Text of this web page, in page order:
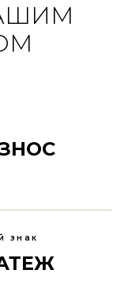
знак